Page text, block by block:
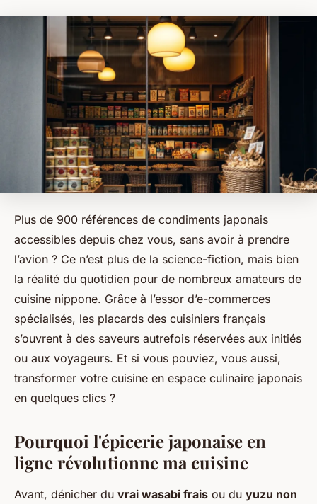
Plus de 900 références de condiments japonais
accessibles depuis chez vous, sans avoir à prendre
l’avion ? Ce n’est plus de la science-fiction, mais bien
la réalité du quotidien pour de nombreux amateurs de
cuisine nippone. Grâce à l’essor d’e-commerces
spécialisés, les placards des cuisiniers français
s’ouvrent à des saveurs autrefois réservées aux initiés
ou aux voyageurs. Et si vous pouviez, vous aussi,
transformer votre cuisine en espace culinaire japonais
en quelques clics ?
Pourquoi l'épicerie japonaise en
ligne révolutionne ma cuisine
Avant, dénicher du vrai wasabi frais ou du yuzu non